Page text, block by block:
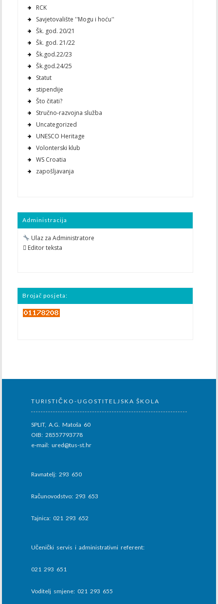
RCK
Savjetovalište ''Mogu i hoću''
Šk. god. 20/21
Šk. god. 21/22
Šk.god.22/23
Šk.god.24/25
Statut
stipendije
Što čitati?
Stručno-razvojna služba
Uncategorized
UNESCO Heritage
Volonterski klub
WS Croatia
zapošljavanja
Administracija
Ulaz za Administratore
 Editor teksta
Brojač posjeta:
TURISTIČKO-UGOSTITELJSKA ŠKOLA
SPLIT, A.G. Matoša 60
OIB: 28557793778
e-mail: ured@tus-st.hr
Ravnatelj: 293 650
Računovodstvo: 293 653
Tajnica: 021 293 652
Učenički servis i administrativni referent:
021 293 651
Voditelj smjene: 021 293 655